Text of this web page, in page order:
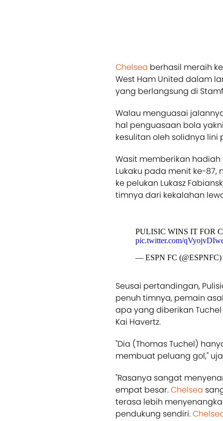
Chelsea berhasil meraih
West Ham United dalam
yang berlangsung di
Walau menguasai
hal penguasaan bola
kesulitan oleh solidnya
Wasit memberikan
Lukaku pada menit ke-
ke pelukan Lukasz
timnya dari kekalahan
PULISIC WINS IT FOR
pic.twitter.com/
— ESPN FC (@ESPNFC)
Seusai pertandingan,
penuh timnya, pemain
apa yang diberikan
Kai Havertz.
"Dia (Thomas Tuchel)
membuat peluang gol,"
"Rasanya sangat
empat besar.Chelsea
terasa lebih
pendukung sendiri.